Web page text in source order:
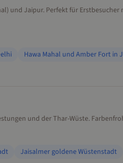
und Jaipur. Perfekt für
Hawa Mahal und Amber Fort in
und der Thar-Wüste.
Jaisalmer goldene Wüstenstadt